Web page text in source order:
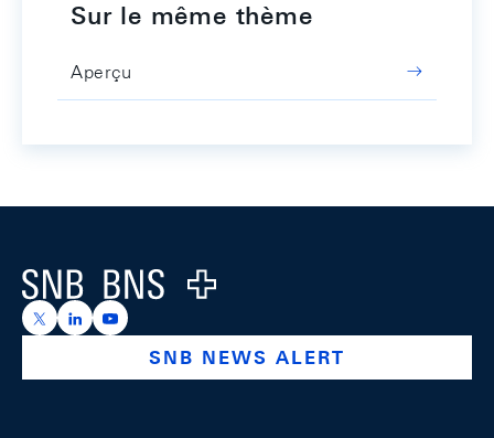
Sur le même thème
Aperçu
Logo
https://x.com/snb_bns
https://ch.linkedin.com/company/swiss-national-
https://www.youtube.com/@swissnationalbank
SNB NEWS ALERT